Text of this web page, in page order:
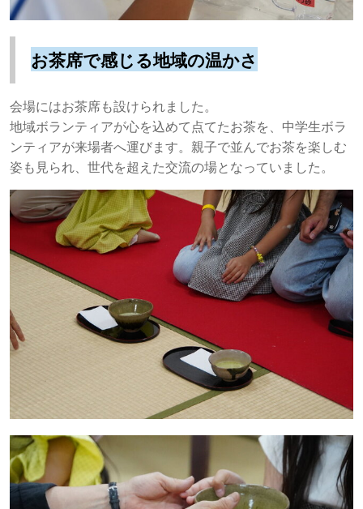
お茶席で感じる地域の温かさ
会場にはお茶席も設けられました。
地域ボランティアが心を込めて点てたお茶を、中学生ボラ
ンティアが来場者へ運びます。親子で並んでお茶を楽しむ
姿も見られ、世代を超えた交流の場となっていました。